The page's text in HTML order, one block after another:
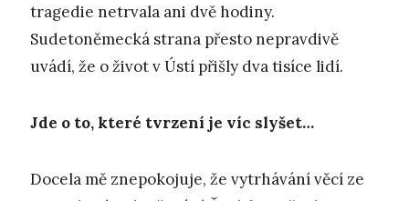
tragedie netrvala ani dvě hodiny.
Sudetoněmecká strana přesto nepravdivě
uvádí, že o život v Ústí přišly dva tisíce lidí.
Jde o to, které tvrzení je víc slyšet…
Docela mě znepokojuje, že vytrhávání věcí ze